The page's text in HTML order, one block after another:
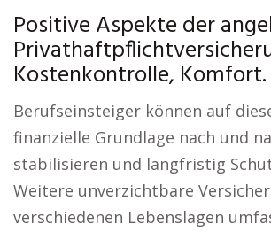
Positive Aspekte der
Kostenkontrolle, Komfort.
Berufseinsteiger können auf
finanzielle Grundlage nach und
stabilisieren und langfristig
Weitere unverzichtbare
verschiedenen Lebenslagen